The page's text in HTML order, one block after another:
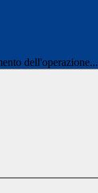
dell'operazione...